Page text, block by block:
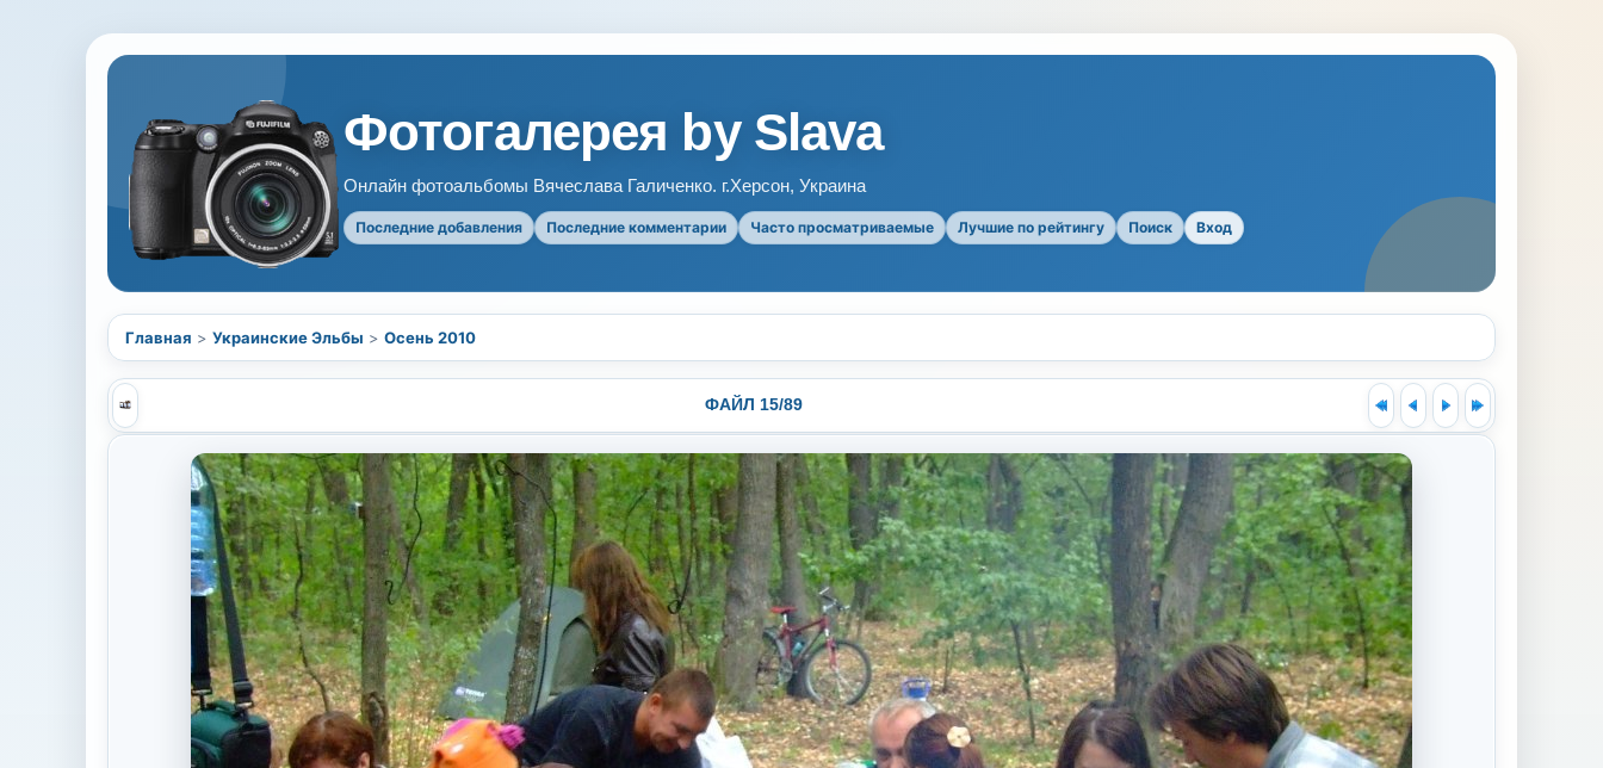
Фотогалерея by Slava
Онлайн фотоальбомы Вячеслава Галиченко. г.Херсон, Украина
Последние добавления Последние комментарии Часто просматриваемые Лучшие по рейтингу Поиск Вход
Главная > Украинские Эльбы > Осень 2010
ФАЙЛ 15/89